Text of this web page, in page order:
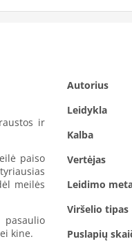
ir
paiso
meilės
kine.
Autorius
Leidykla
Kalba
Vertėjas
Leidimo
Viršelio tipas
Puslapių